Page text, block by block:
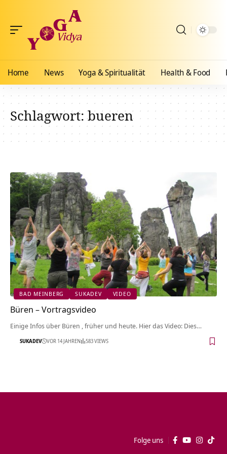
Home News Yoga & Spiritualität Health & Food
Schlagwort:bueren
BAD MEINBERG SUKADEV VIDEO
Büren‏‎ – Vortragsvideo
Einige Infos über Büren‏‎ , früher und heute. Hier das Video: Dies…
SUKADEV VOR 14 JAHREN 583 VIEWS
Folge uns